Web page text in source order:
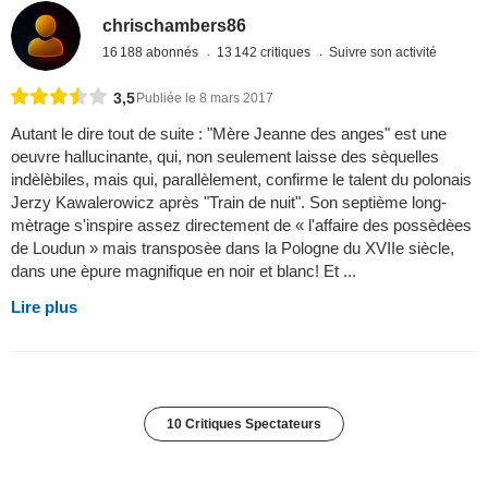
chrischambers86
16 188 abonnés 13 142 critiques Suivre son activité
3,5 Publiée le 8 mars 2017
Autant le dire tout de suite : "Mère Jeanne des anges" est une
oeuvre hallucinante, qui, non seulement laisse des sèquelles
indèlèbiles, mais qui, parallèlement, confirme le talent du polonais
Jerzy Kawalerowicz après "Train de nuit". Son septième long-
mètrage s'inspire assez directement de « l'affaire des possèdèes
de Loudun » mais transposèe dans la Pologne du XVIIe siècle,
dans une èpure magnifique en noir et blanc! Et ...
Lire plus
10 Critiques Spectateurs